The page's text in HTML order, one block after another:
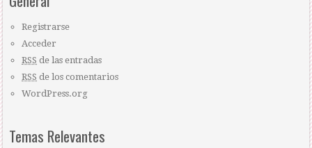
Registrarse
Acceder
RSS de las entradas
RSS de los comentarios
WordPress.org
Temas Relevantes